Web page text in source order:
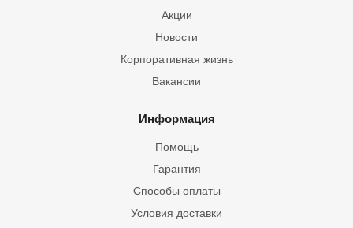
Акции
Новости
Корпоративная жизнь
Вакансии
Информация
Помощь
Гарантия
Способы оплаты
Условия доставки